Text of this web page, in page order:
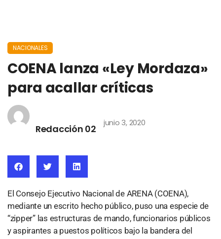
NACIONALES
COENA lanza «Ley Mordaza»
para acallar críticas
Redacción 02
junio 3, 2020
El Consejo Ejecutivo Nacional de ARENA (COENA),
mediante un escrito hecho público, puso una especie de
“zipper” las estructuras de mando, funcionarios públicos
y aspirantes a puestos políticos bajo la bandera del